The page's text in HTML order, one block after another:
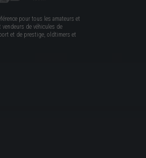
pour tous les amateurs et
de véhicules de
et de prestige, oldtimers et